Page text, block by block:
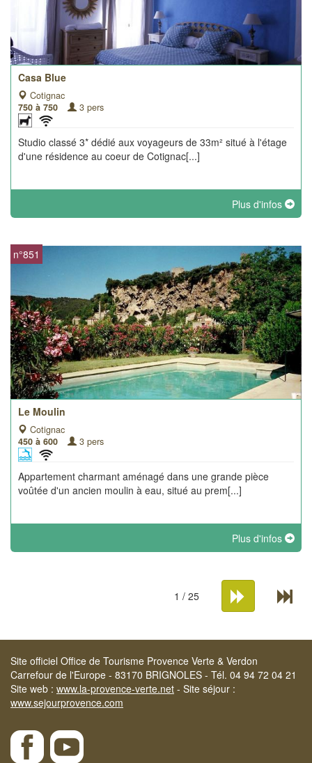
Casa Blue
Cotignac
750 à 750
3 pers
Studio classé 3* dédié aux voyageurs de 33m² situé à l'étage
d'une résidence au coeur de Cotignac[...]
Plus d'infos
Le Moulin
Cotignac
450 à 600
3 pers
Appartement charmant aménagé dans une grande pièce
voûtée d'un ancien moulin à eau, situé au prem[...]
Plus d'infos
n°851
1 / 25
Site officiel Office de Tourisme Provence Verte & Verdon
Carrefour de l'Europe - 83170 BRIGNOLES - Tél. 04 94 72 04 21
Site web : www.la-provence-verte.net - Site séjour :
www.sejourprovence.com